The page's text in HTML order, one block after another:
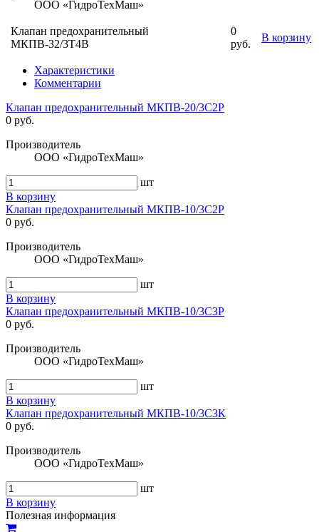
ООО «ГидроТехМаш»
Клапан предохранительный
МКПВ-32/3T4B
0
руб.
В корзину
Характеристики
Комментарии
Клапан предохранительный МКПВ-20/3С2Р
0 руб.
Производитель
ООО «ГидроТехМаш»
шт
В корзину
Клапан предохранительный МКПВ-10/3С2Р
0 руб.
Производитель
ООО «ГидроТехМаш»
шт
В корзину
Клапан предохранительный МКПВ-10/3С3Р
0 руб.
Производитель
ООО «ГидроТехМаш»
шт
В корзину
Клапан предохранительный МКПВ-10/3С3К
0 руб.
Производитель
ООО «ГидроТехМаш»
шт
В корзину
Полезная информация